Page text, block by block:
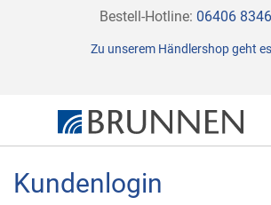
Direkt
Inhalt
Bestell-Hotline: 06406
Zu unserem Händlershop geht
Kundenlogin